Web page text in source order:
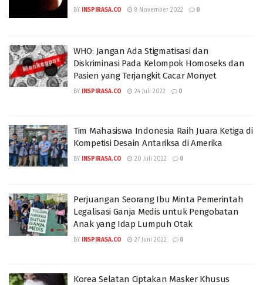
BY INSPIRASA.CO 8 November 2022 0
WHO: Jangan Ada Stigmatisasi dan
Diskriminasi Pada Kelompok Homoseks dan
Pasien yang Terjangkit Cacar Monyet
BY INSPIRASA.CO 24 Juli 2022 0
Tim Mahasiswa Indonesia Raih Juara Ketiga di
Kompetisi Desain Antariksa di Amerika
BY INSPIRASA.CO 20 Juli 2022 0
Perjuangan Seorang Ibu Minta Pemerintah
Legalisasi Ganja Medis untuk Pengobatan
Anak yang Idap Lumpuh Otak
BY INSPIRASA.CO 27 Juni 2022 0
Korea Selatan Ciptakan Masker Khusus